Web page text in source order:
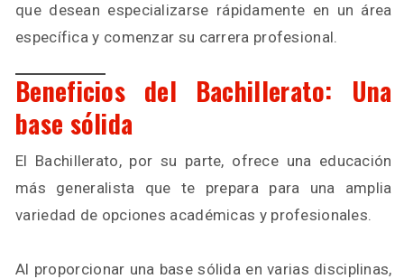
que desean especializarse rápidamente en un área
específica y comenzar su carrera profesional.
Beneficios del Bachillerato: Una
base sólida
El Bachillerato, por su parte, ofrece una educación
más generalista que te prepara para una amplia
variedad de opciones académicas y profesionales.
Al proporcionar una base sólida en varias disciplinas,